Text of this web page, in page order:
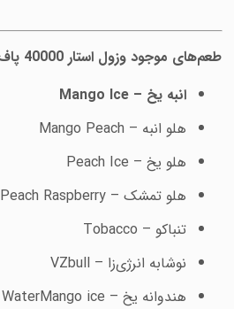
طعم‌های موجود وزول استار 40000 پاف
انبه یخ – Mango Ice
هلو انبه – Mango Peach
هلو یخ – Peach Ice
هلو تمشک – Peach Raspberry
تنباکو – Tobacco
نوشابه انرژی‌زا – VZbull
هندوانه یخ – WaterMango ice